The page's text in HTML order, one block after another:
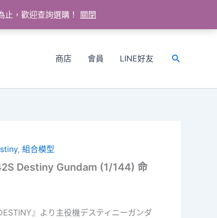
，歡迎查詢選購！ 關閉
商店 會員 LINE好友
搜
,組合模型
Destiny Gundam (1/144) 命
』より主役機デスティニーガンダ